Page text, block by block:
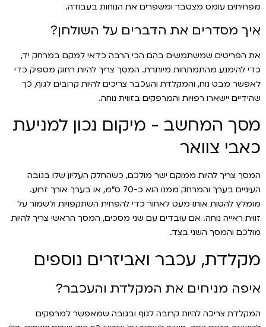
מפחיתים עומס מצטבר ומשפרים את הנוחות בעבודה.
איך מסדרים את הדברים על השולחן?
את הפריטים שמשתמשים בהם הכי הרבה כדאי למקם במרחק יד,
כדי להימנע מהתמתחות מיותרת. המסך צריך להיות רחוק מספיק כדי
לאפשר מבט נוח, והמקלדת והעכבר צריכים להיות קרובים לגוף, כך
שהידיים יישארו רפויות והמרפקים בזווית נוחה.
מסך המחשב - מיקום נכון למניעת
כאבי צוואר
המסך צריך להיות ממוקם ישר מולכם, כשהחלק העליון שלו בגובה
העיניים בערך והמרחק ממנו הוא כ-70 ס״מ, או בערך אורך זרוע.
מומלץ להטות אותו מעט לאחור כדי להפחית השתקפויות ולשמור על
זווית ראייה נוחה. אם עובדים עם שני מסכים, המסך הראשי צריך להיות
מולכם והמסך השני בצד.
מקלדת, עכבר ואביזרים נוספים
איפה מניחים את המקלדת והעכבר?
המקלדת צריכה להיות קרובה לגוף ובגובה שמאפשר למרפקים